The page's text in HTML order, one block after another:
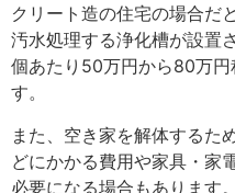
クリート造の住宅の場合だ
汚水処理する浄化槽が設置
個あたり50万円から80万円
す。
また、空き家を解体するた
どにかかる費用や家具・家
必要になる場合もあります。